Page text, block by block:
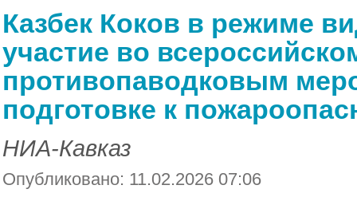
Казбек Коков в режиме
участие во
противопаводковым
подготовке к
НИА-Кавказ
Опубликовано: 11.02.2026 07:06